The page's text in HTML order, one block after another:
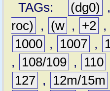
TAGs: (dg0) ,
roc)
, (w , +2 ,
1000 , 1007 ,
,
108/109 , 110
127 , 12m/15m